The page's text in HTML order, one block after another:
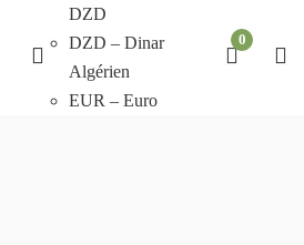
DZD
DZD – Dinar
Algérien
EUR – Euro
0